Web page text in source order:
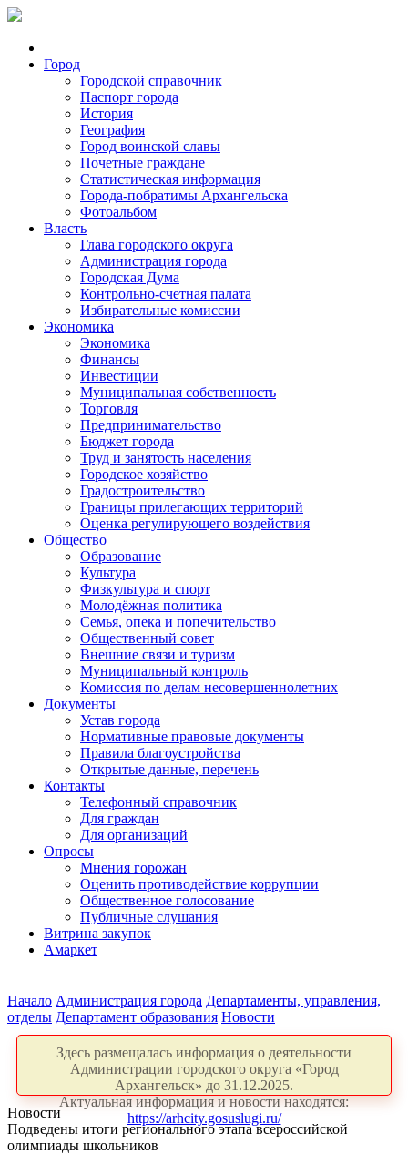
Город
Городской справочник
Паспорт города
История
География
Город воинской славы
Почетные граждане
Статистическая информация
Города-побратимы Архангельска
Фотоальбом
Власть
Глава городского округа
Администрация города
Городская Дума
Контрольно-счетная палата
Избирательные комиссии
Экономика
Экономика
Финансы
Инвестиции
Муниципальная собственность
Торговля
Предпринимательство
Бюджет города
Труд и занятость населения
Городское хозяйство
Градостроительство
Границы прилегающих территорий
Оценка регулирующего воздействия
Общество
Образование
Культура
Физкультура и спорт
Молодёжная политика
Семья, опека и попечительство
Общественный совет
Внешние связи и туризм
Муниципальный контроль
Комиссия по делам несовершеннолетних
Документы
Устав города
Нормативные правовые документы
Правила благоустройства
Открытые данные, перечень
Контакты
Телефонный справочник
Для граждан
Для организаций
Опросы
Мнения горожан
Оценить противодействие коррупции
Общественное голосование
Публичные слушания
Витрина закупок
Амаркет
Начало Администрация города Департаменты, управления,
отделы Департамент образования Новости
Здесь размещалась информация о деятельности
Администрации городского округа «Город
Архангельск» до 31.12.2025.
Актуальная информация и новости находятся:
https://arhcity.gosuslugi.ru/
Новости
Подведены итоги регионального этапа всероссийской
олимпиады школьников